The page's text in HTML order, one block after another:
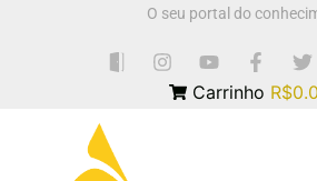
O seu portal do
Carrinho